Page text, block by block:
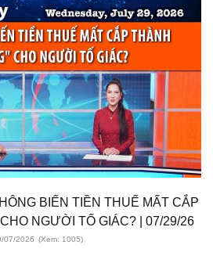
BIẾN TIỀN THUẾ MẤT CẮP
NGƯỜI TỐ GIÁC? | 07/29/26
07/2026 (Xem: 1005)